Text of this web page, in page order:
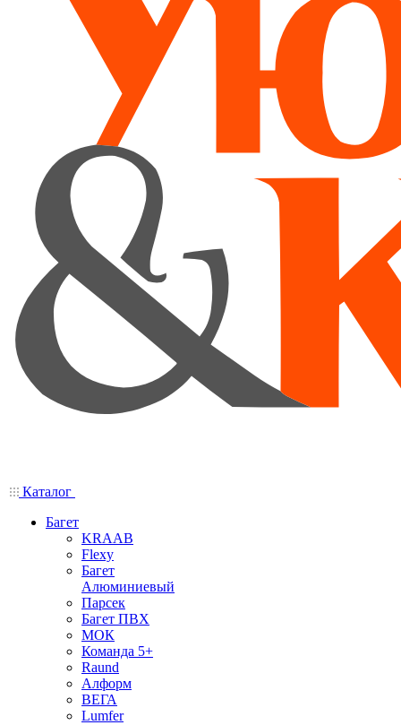
Каталог
Багет
KRAAB
Flexy
Багет
Алюминиевый
Парсек
Багет ПВХ
МОК
Команда 5+
Raund
Алформ
ВЕГА
Lumfer